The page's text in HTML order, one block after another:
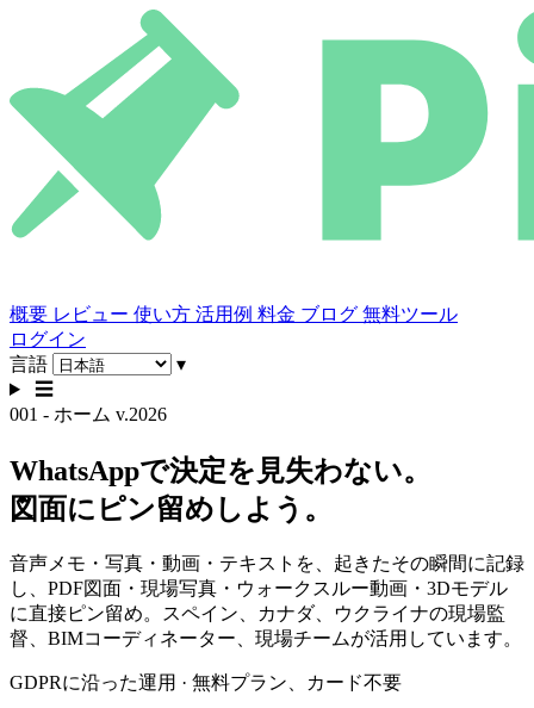
概要 レビュー 使い方 活用例 料金 ブログ 無料ツール
ログイン
言語
▾
☰
001 - ホーム v.2026
WhatsAppで決定を見失わない。
図面にピン留めしよう。
音声メモ・写真・動画・テキストを、起きたその瞬間に記録
し、PDF図面・現場写真・ウォークスルー動画・3Dモデル
に直接ピン留め。スペイン、カナダ、ウクライナの現場監
督、BIMコーディネーター、現場チームが活用しています。
GDPRに沿った運用 · 無料プラン、カード不要